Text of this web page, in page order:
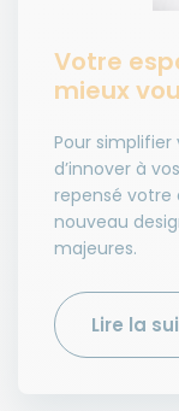
Votre
mieux
Pour
d’innover à
repensé
nouveau
majeures.
Lire la